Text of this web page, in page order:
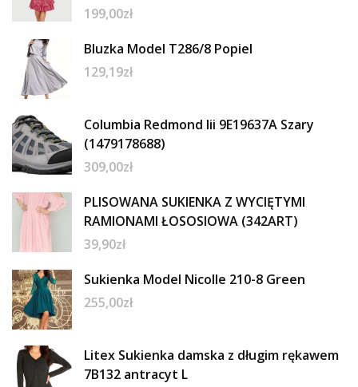
199,00zł
Bluzka Model T286/8 Popiel
129,19zł
Columbia Redmond Iii 9E19637A Szary
(1479178688)
309,00zł
PLISOWANA SUKIENKA Z WYCIĘTYMI
RAMIONAMI ŁOSOSIOWA (342ART)
39,90zł
Sukienka Model Nicolle 210-8 Green
255,00zł
Litex Sukienka damska z długim rękawem
7B132 antracyt L